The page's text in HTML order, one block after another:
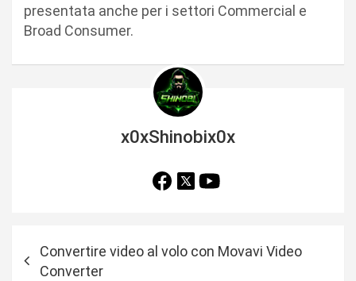
presentata anche per i settori Commercial e
Broad Consumer.
x0xShinobix0x
Convertire video al volo con Movavi Video
Converter